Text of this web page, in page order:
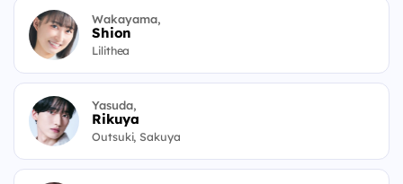
Wakayama,
Shion
Lilithea
Yasuda,
Rikuya
Outsuki, Sakuya